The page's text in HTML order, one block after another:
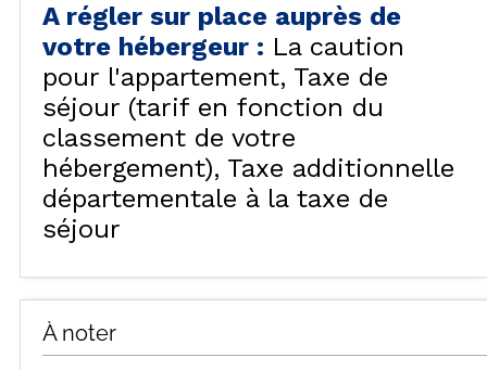
A régler sur place auprès de
votre hébergeur : La caution
pour l'appartement Taxe de
séjour (tarif en fonction du
classement de votre
hébergement) Taxe additionnelle
départementale à la taxe de
séjour
À noter